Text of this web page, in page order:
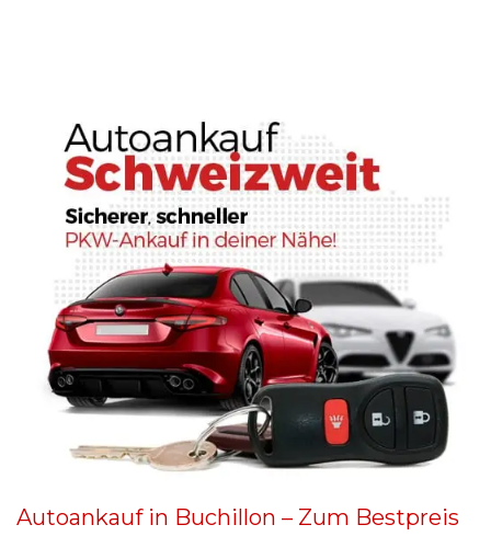
Autoankauf in Buchillon – Zum Bestpreis